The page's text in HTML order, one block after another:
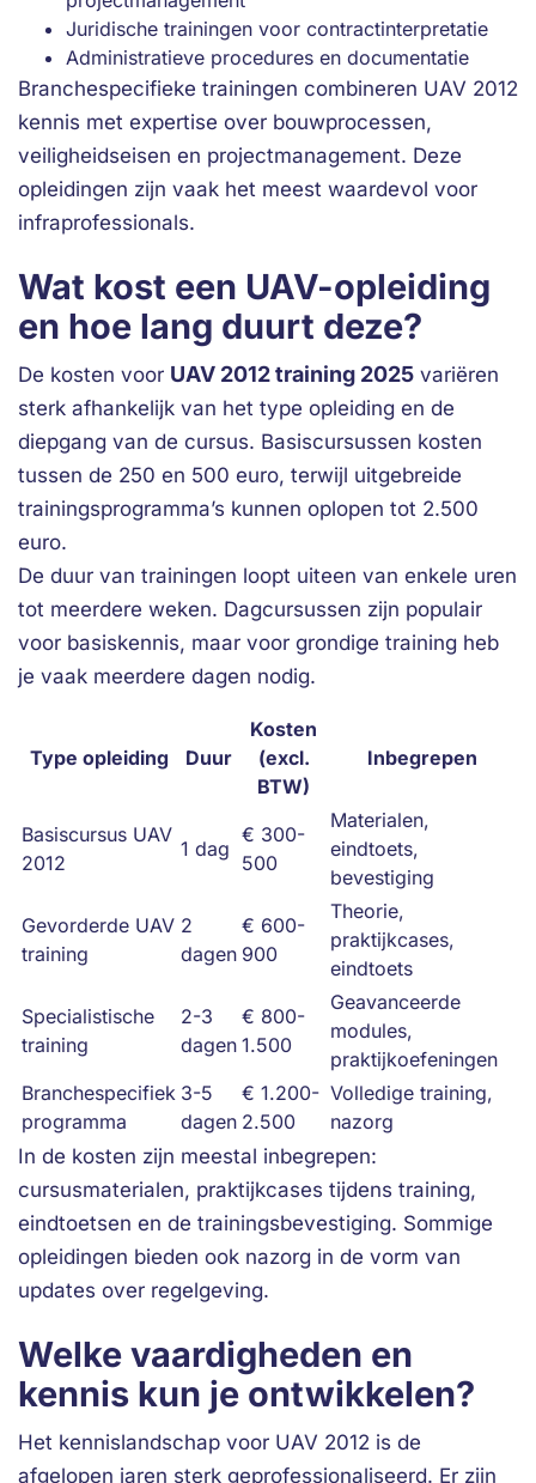
Juridische trainingen voor contractinterpretatie
Administratieve procedures en documentatie
Branchespecifieke trainingen combineren UAV 2012
kennis met expertise over bouwprocessen,
veiligheidseisen en projectmanagement. Deze
opleidingen zijn vaak het meest waardevol voor
infraprofessionals.
Wat kost een UAV-opleiding
en hoe lang duurt deze?
De kosten voor UAV 2012 training 2025 variëren
sterk afhankelijk van het type opleiding en de
diepgang van de cursus. Basiscursussen kosten
tussen de 250 en 500 euro, terwijl uitgebreide
trainingsprogramma’s kunnen oplopen tot 2.500
euro.
De duur van trainingen loopt uiteen van enkele uren
tot meerdere weken. Dagcursussen zijn populair
voor basiskennis, maar voor grondige training heb
je vaak meerdere dagen nodig.
Type opleiding Duur
Kosten
(excl.
BTW)
Inbegrepen
Basiscursus UAV
2012
1 dag
€ 300-
500
Materialen,
eindtoets,
bevestiging
Gevorderde UAV
training
2
dagen
€ 600-
900
Theorie,
praktijkcases,
eindtoets
Specialistische
training
2-3
dagen
€ 800-
1.500
Geavanceerde
modules,
praktijkoefeningen
Branchespecifiek
programma
3-5
dagen
€ 1.200-
2.500
Volledige training,
nazorg
In de kosten zijn meestal inbegrepen:
cursusmaterialen, praktijkcases tijdens training,
eindtoetsen en de trainingsbevestiging. Sommige
opleidingen bieden ook nazorg in de vorm van
updates over regelgeving.
Welke vaardigheden en
kennis kun je ontwikkelen?
Het kennislandschap voor UAV 2012 is de
afgelopen jaren sterk geprofessionaliseerd. Er zijn